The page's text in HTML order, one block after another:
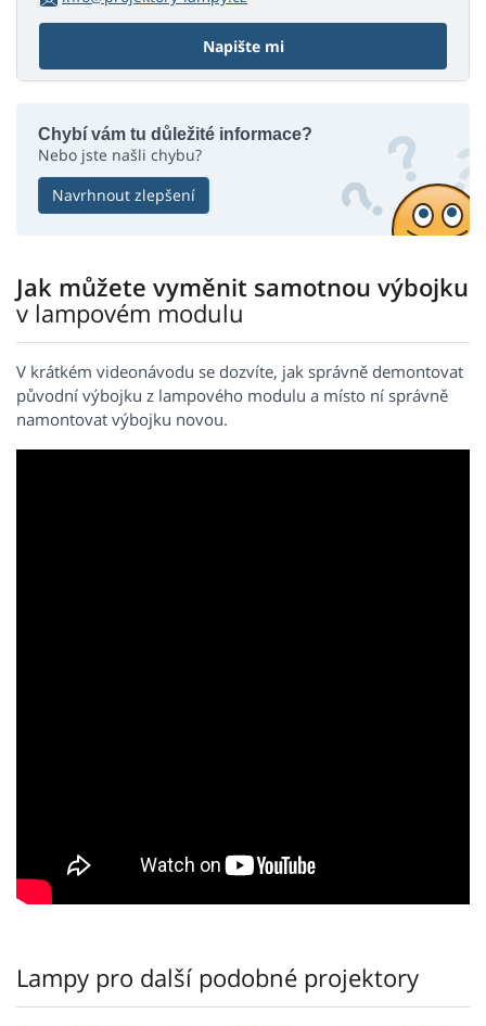
Napište mi
Chybí vám tu důležité informace?
Nebo jste našli chybu?
Navrhnout zlepšení
Jak můžete vyměnit samotnou výbojku
v lampovém modulu
V krátkém videonávodu se dozvíte, jak správně demontovat
původní výbojku z lampového modulu a místo ní správně
namontovat výbojku novou.
Lampy pro další podobné projektory